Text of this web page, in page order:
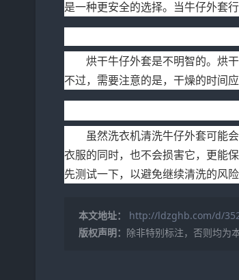
是一种更安全的选择。当牛仔外套
烘干牛仔外套是不明智的。烘
不过，需要注意的是，干燥的时间
虽然洗衣机清洗牛仔外套可能
衣服的同时，也不会损害它，更能
先测试一下，以避免继续清洗的风险
本文地址：
http://ldzghb.com/d/
版权声明： 除非特别标注，否则均为